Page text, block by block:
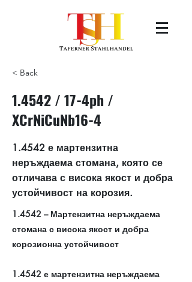
< Back
1.4542 / 17-4ph /
XCrNiCuNb16-4
1.4542 е мартензитна
неръждаема стомана, която се
отличава с висока якост и добра
устойчивост на корозия.
1.4542 – Мартензитна неръждаема
стомана с висока якост и добра
корозионна устойчивост
1.4542 е мартензитна неръждаема